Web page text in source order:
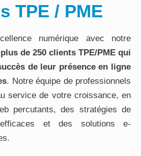
TPE / PME
numérique avec notre
plus de 250 clients TPE/PME qui
de leur présence en ligne
. Notre équipe de professionnels
service de votre croissance, en
percutants, des stratégies de
et des solutions e-